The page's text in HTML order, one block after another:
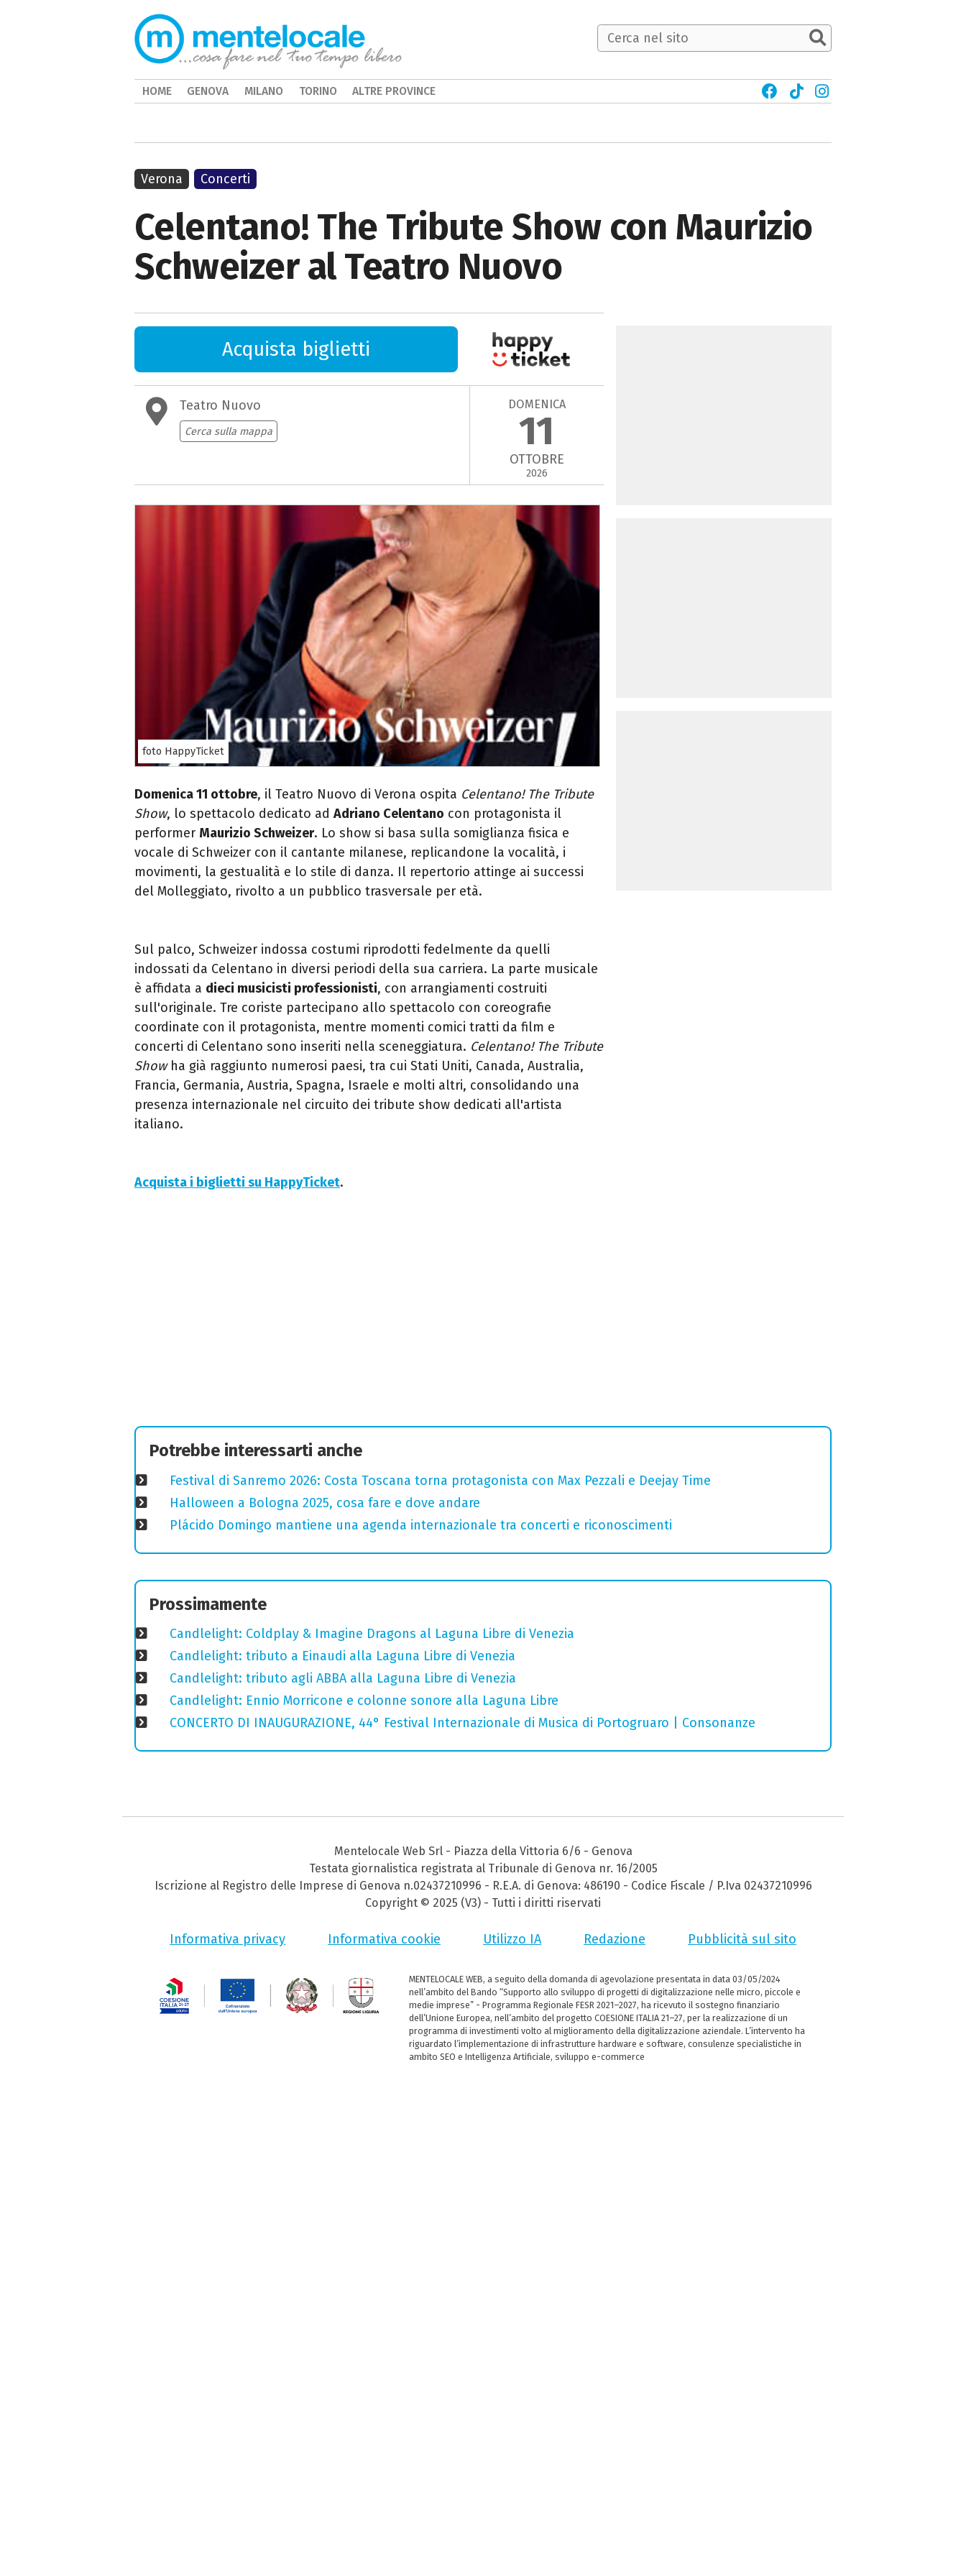
Celentano! The Tribute Show con Maurizio
Schweizer al Teatro Nuovo
Acquista biglietti
Teatro Nuovo
Cerca sulla mappa
DOMENICA
11
OTTOBRE
2026
foto HappyTicket
Domenica 11 ottobre, il Teatro Nuovo di Verona ospita Celentano! The Tribute
Show, lo spettacolo dedicato ad Adriano Celentano con protagonista il
performer Maurizio Schweizer. Lo show si basa sulla somiglianza fisica e
vocale di Schweizer con il cantante milanese, replicandone la vocalità, i
movimenti, la gestualità e lo stile di danza. Il repertorio attinge ai successi
del Molleggiato, rivolto a un pubblico trasversale per età.
Sul palco, Schweizer indossa costumi riprodotti fedelmente da quelli
indossati da Celentano in diversi periodi della sua carriera. La parte musicale
è affidata a dieci musicisti professionisti, con arrangiamenti costruiti
sull'originale. Tre coriste partecipano allo spettacolo con coreografie
coordinate con il protagonista, mentre momenti comici tratti da film e
concerti di Celentano sono inseriti nella sceneggiatura. Celentano! The Tribute
Showha già raggiunto numerosi paesi, tra cui Stati Uniti, Canada, Australia,
Francia, Germania, Austria, Spagna, Israele e molti altri, consolidando una
presenza internazionale nel circuito dei tribute show dedicati all'artista
italiano.
Acquista i biglietti su HappyTicket.
Verona Concerti
Potrebbe interessarti anche
Festival di Sanremo 2026: Costa Toscana torna protagonista con Max Pezzali e Deejay Time
Halloween a Bologna 2025, cosa fare e dove andare
Plácido Domingo mantiene una agenda internazionale tra concerti e riconoscimenti
Prossimamente
Candlelight: Coldplay & Imagine Dragons al Laguna Libre di Venezia
Candlelight: tributo a Einaudi alla Laguna Libre di Venezia
Candlelight: tributo agli ABBA alla Laguna Libre di Venezia
Candlelight: Ennio Morricone e colonne sonore alla Laguna Libre
CONCERTO DI INAUGURAZIONE, 44° Festival Internazionale di Musica di Portogruaro | Consonanze
HOME GENOVA MILANO TORINO ALTRE PROVINCE
Mentelocale Web Srl - Piazza della Vittoria 6/6 - Genova
Testata giornalistica registrata al Tribunale di Genova nr. 16/2005
Iscrizione al Registro delle Imprese di Genova n.02437210996 - R.E.A. di Genova: 486190 - Codice Fiscale / P.Iva 02437210996
Copyright © 2025 (V3) - Tutti i diritti riservati
Informativa privacy Informativa cookie Utilizzo IA Redazione Pubblicità sul sito
MENTELOCALE WEB, a seguito della domanda di agevolazione presentata in data 03/05/2024
nell’ambito del Bando “Supporto allo sviluppo di progetti di digitalizzazione nelle micro, piccole e
medie imprese” - Programma Regionale FESR 2021–2027, ha ricevuto il sostegno finanziario
dell’Unione Europea, nell’ambito del progetto COESIONE ITALIA 21–27, per la realizzazione di un
programma di investimenti volto al miglioramento della digitalizzazione aziendale. L’intervento ha
riguardato l’implementazione di infrastrutture hardware e software, consulenze specialistiche in
ambito SEO e Intelligenza Artificiale, sviluppo e-commerce